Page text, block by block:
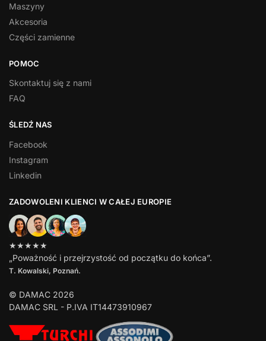
Maszyny
Akcesoria
Części zamienne
POMOC
Skontaktuj się z nami
FAQ
ŚLEDŹ NAS
Facebook
Instagram
Linkedin
ZADOWOLENI KLIENCI W CAŁEJ EUROPIE
★★★★★
„Poważność i przejrzystość od początku do końca”.
T. Kowalski, Poznań.
© DAMAC 2026
DAMAC SRL - P.IVA IT14473910967